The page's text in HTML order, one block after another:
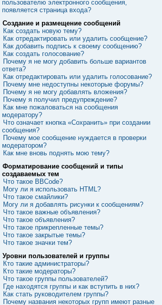
пользователю электронного сообщения,
появляется страница входа?
Создание и размещение сообщений
Как создать новую тему?
Как отредактировать или удалить сообщение?
Как добавить подпись к своему сообщению?
Как создать голосование?
Почему я не могу добавить больше вариантов
ответа?
Как отредактировать или удалить голосование?
Почему мне недоступны некоторые форумы?
Почему я не могу добавлять вложения?
Почему я получил предупреждение?
Как мне пожаловаться на сообщения
модератору?
Что означает кнопка «Сохранить» при создании
сообщения?
Почему мое сообщение нуждается в проверки
модератором?
Как мне вновь поднять мою тему?
Форматирование сообщений и типы
создаваемых тем
Что такое BBCode?
Могу ли я использовать HTML?
Что такое смайлики?
Могу ли я добавлять рисунки к сообщениям?
Что такое важные объявления?
Что такое объявления?
Что такое прикрепленные темы?
Что такое закрытые темы?
Что такое значки тем?
Уровни пользователей и группы
Кто такие администраторы?
Кто такие модераторы?
Что такое группы пользователей?
Где находятся группы и как вступить в них?
Как стать руководителем группы?
Почему названия некоторых групп имеют разные